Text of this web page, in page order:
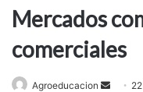
Mercados
comerciales
Agroeducacion
Send